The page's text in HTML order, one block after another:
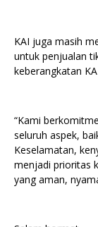
KAI juga masih
untuk penjualan
keberangkatan
“Kami
seluruh aspek,
Keselamatan,
menjadi prioritas
yang aman,